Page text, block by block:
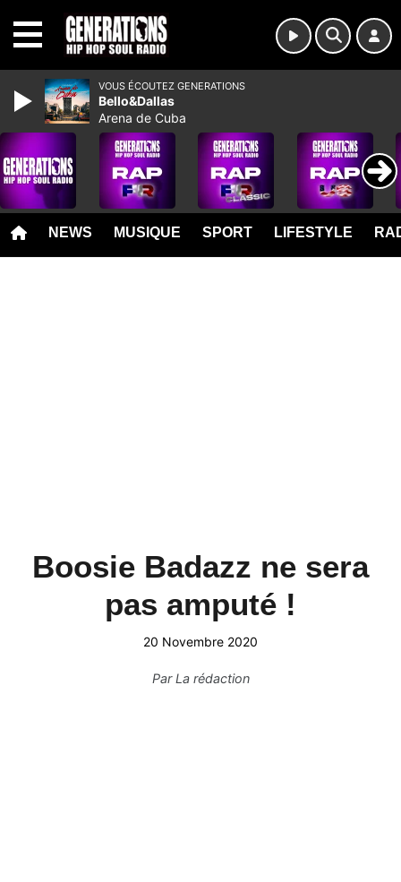
NEWS MUSIQUE SPORT LIFESTYLE
Boosie Badazz ne sera
pas amputé !
20 Novembre 2020
ParLa rédaction
VOUS ÉCOUTEZ GENERATIONS
Bello&Dallas
Arena de Cuba